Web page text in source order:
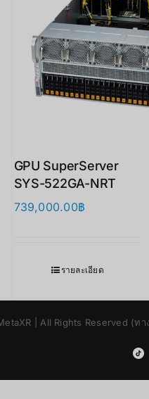
GPU SuperServer
SYS-522GA-NRT
739,000.00฿
รายละเอียด
| All Rights Reserved (ท